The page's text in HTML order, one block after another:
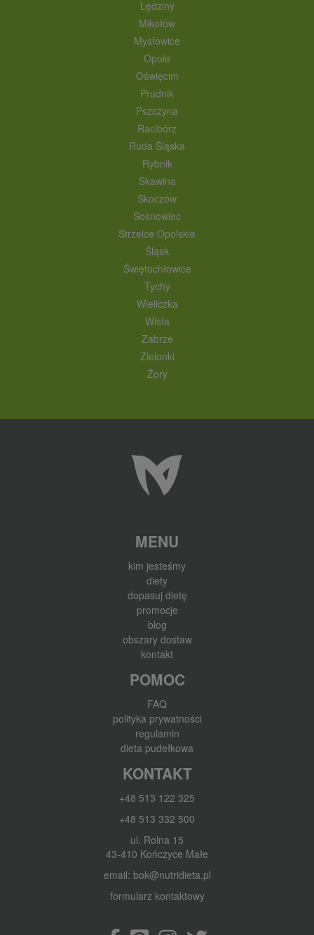
Lędziny
Mikołów
Mysłowice
Opole
Oświęcim
Prudnik
Pszczyna
Racibórz
Ruda Śląska
Rybnik
Skawina
Skoczów
Sosnowiec
Strzelce Opolskie
Śląsk
Świętochłowice
Tychy
Wieliczka
Wisła
Zabrze
Zielonki
Żory
MENU
kim jesteśmy
diety
dopasuj dietę
promocje
blog
obszary dostaw
kontakt
POMOC
FAQ
polityka prywatności
regulamin
dieta pudełkowa
KONTAKT
+48 513 122 325
+48 513 332 500
ul. Rolna 15
43-410 Kończyce Małe
email: bok@nutridieta.pl
formularz kontaktowy